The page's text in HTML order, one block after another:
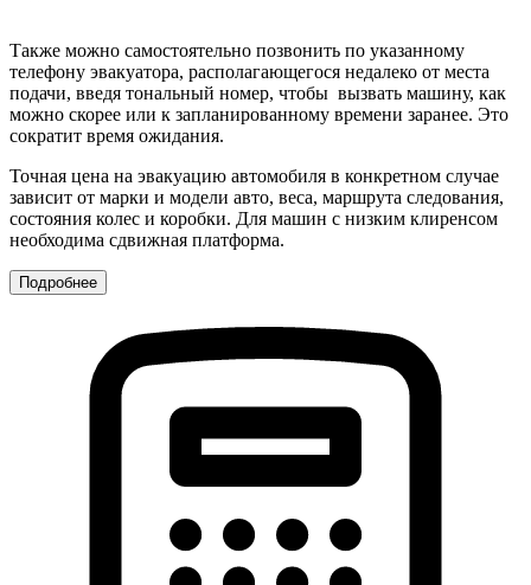
Также можно самостоятельно позвонить по указанному
телефону эвакуатора, располагающегося недалеко от места
подачи, введя тональный номер, чтобы вызвать машину, как
можно скорее или к запланированному времени заранее. Это
сократит время ожидания.
Точная цена на эвакуацию автомобиля в конкретном случае
зависит от марки и модели авто, веса, маршрута следования,
состояния колес и коробки. Для машин с низким клиренсом
необходима сдвижная платформа.
Подробнее